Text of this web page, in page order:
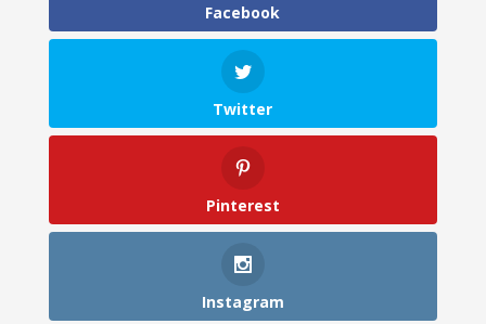
Facebook
Twitter
Pinterest
Instagram